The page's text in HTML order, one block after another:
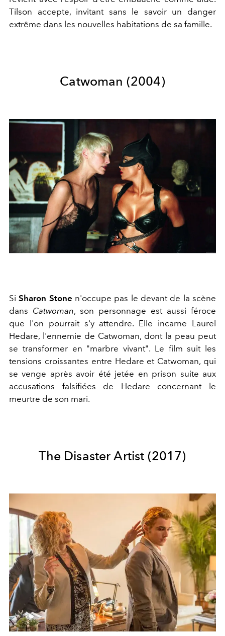
Tilson accepte, invitant sans le savoir un danger
extrême dans les nouvelles habitations de sa famille.
Catwoman (2004)
SiSharon Stone n'occupe pas le devant de la scène
dans Catwoman, son personnage est aussi féroce
que l'on pourrait s'y attendre. Elle incarne Laurel
Hedare, l'ennemie de Catwoman, dont la peau peut
se transformer en "marbre vivant". Le film suit les
tensions croissantes entre Hedare et Catwoman, qui
se venge après avoir été jetée en prison suite aux
accusations falsifiées de Hedare concernant le
meurtre de son mari.
The Disaster Artist (2017)